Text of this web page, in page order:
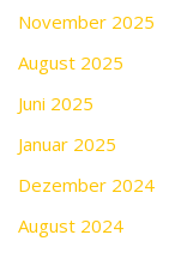
November 2025
August 2025
Juni 2025
Januar 2025
Dezember 2024
August 2024